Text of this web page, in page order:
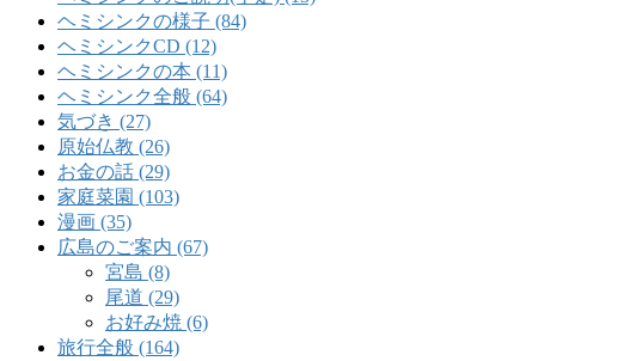
ヘミシンクの様子 (84)
ヘミシンクCD (12)
ヘミシンクの本 (11)
ヘミシンク全般 (64)
気づき (27)
原始仏教 (26)
お金の話 (29)
家庭菜園 (103)
漫画 (35)
広島のご案内 (67)
宮島 (8)
尾道 (29)
お好み焼 (6)
旅行全般 (164)